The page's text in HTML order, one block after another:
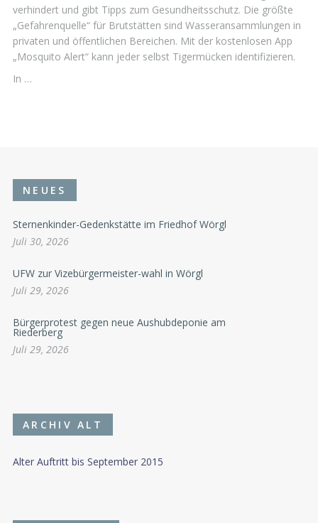
verhindert und gibt Tipps zum Gesundheitsschutz. Die größte
„Gefahrenquelle“ für Brutstätten sind Wasseransammlungen in
privaten und öffentlichen Bereichen. Mit der kostenlosen App
„Mosquito Alert“ kann jeder selbst Tigermücken identifizieren.
In …
NEUES
Sternenkinder-Gedenkstätte im Friedhof Wörgl
Juli 30, 2026
UFW zur Vizebürgermeister-wahl in Wörgl
Juli 29, 2026
Bürgerprotest gegen neue Aushubdeponie am
Riederberg
Juli 29, 2026
ARCHIV ALT
Alter Auftritt bis September 2015